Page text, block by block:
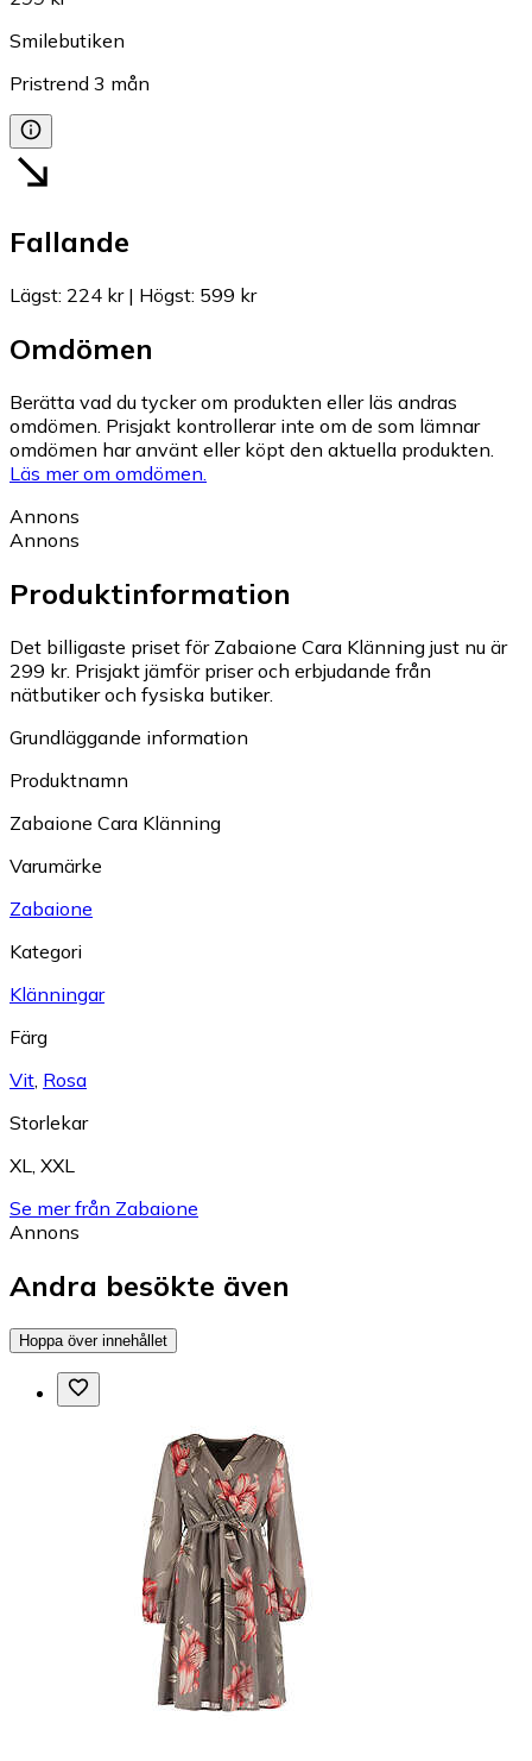
Smilebutiken
Pristrend 3 mån
Fallande
Lägst: 224 kr| Högst: 599 kr
Omdömen
Berätta vad du tycker om produkten eller läs andras
omdömen. Prisjakt kontrollerar inte om de som lämnar
omdömen har använt eller köpt den aktuella produkten.
Läs mer om omdömen.
Annons
Annons
Produktinformation
Det billigaste priset för Zabaione Cara Klänning just nu är
299 kr. Prisjakt jämför priser och erbjudande från
nätbutiker och fysiska butiker.
Grundläggande information
Produktnamn
Zabaione Cara Klänning
Varumärke
Zabaione
Kategori
Klänningar
Färg
Vit Rosa
Storlekar
XL
XXL
Se mer från Zabaione
Annons
Andra besökte även
Hoppa över innehållet